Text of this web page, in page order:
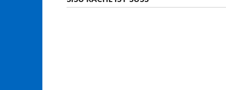
Beitrag: